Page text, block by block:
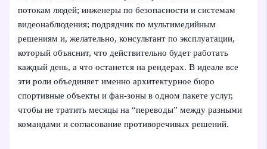
потокам людей; инженеры по безопасности и системам
видеонаблюдения; подрядчик по мультимедийным
решениям и, желательно, консультант по эксплуатации,
который объяснит, что действительно будет работать
каждый день, а что останется на рендерах. В идеале все
эти роли объединяет именно архитектурное бюро
спортивные объекты и фан-зоны в одном пакете услуг,
чтобы не тратить месяцы на “переводы” между разными
командами и согласование противоречивых решений.